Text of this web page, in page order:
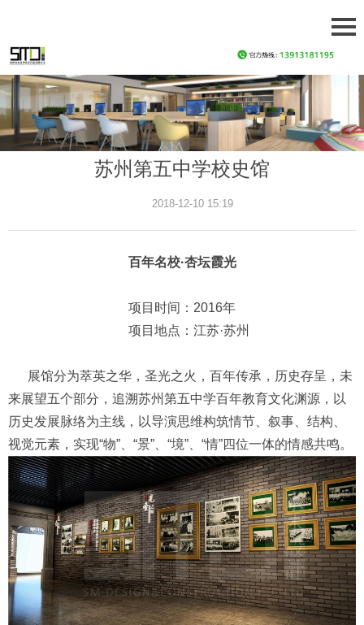
苏州第五中学校史馆
2018-12-10 15:19
百年名校·杏坛霞光
项目时间：2016年
项目地点：江苏·苏州
展馆分为萃英之华，圣光之火，百年传承，历史存呈，未
来展望五个部分，追溯苏州第五中学百年教育文化渊源，以
历史发展脉络为主线，以导演思维构筑情节、叙事、结构、
视觉元素，实现“物”、“景”、“境”、“情”四位一体的情感共鸣。